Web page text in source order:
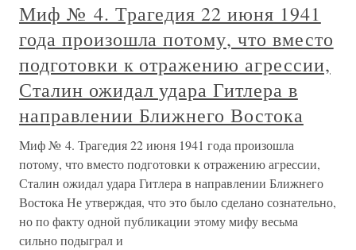
Миф № 4. Трагедия 22 июня 1941
года произошла потому, что вместо
подготовки к отражению агрессии,
Сталин ожидал удара Гитлера в
направлении Ближнего Востока
Миф № 4. Трагедия 22 июня 1941 года произошла
потому, что вместо подготовки к отражению агрессии,
Сталин ожидал удара Гитлера в направлении Ближнего
Востока Не утверждая, что это было сделано сознательно,
но по факту одной публикации этому мифу весьма
сильно подыграл и